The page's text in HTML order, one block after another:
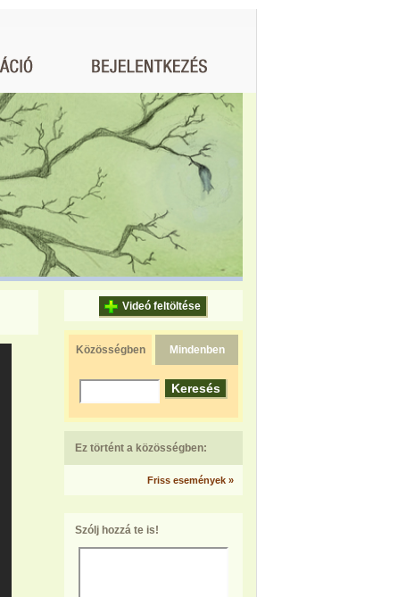
Videó feltöltése
Közösségben Mindenben
Ez történt a közösségben:
Friss események »
Szólj hozzá te is!